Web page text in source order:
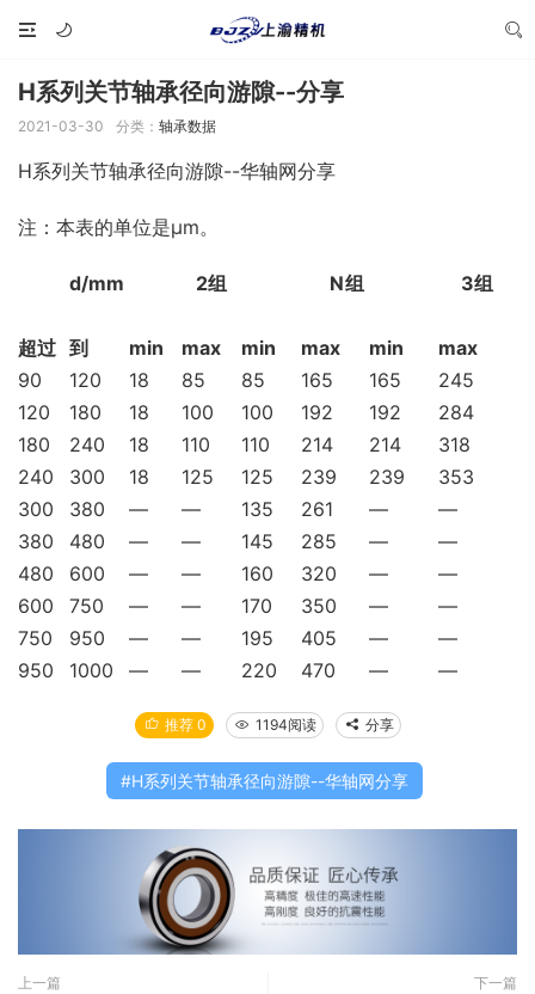
H系列关节轴承径向游隙--分享
2021-03-30 分类： 轴承数据
H系列关节轴承径向游隙--华轴网分享
注：本表的单位是μm。
d/mm 2组 N组 3组
超过 到 min max min max min
max
90
120 18 85 85 165 165
245
120
180 18 100 100 192 192
284
180
240 18 110 110 214 214
318
240
300 18 125 125 239 239
353
300
380 — — 135 261 —
—
380
480 — — 145 285 —
—
480
600 — — 160 320 —
—
600
750 — — 170 350 —
—
750
950 — — 195 405 —
—
950
1000 — — 220 470 — —
推荐 0 1194阅读 分享
H系列关节轴承径向游隙--华轴网分享
上一篇 下一篇